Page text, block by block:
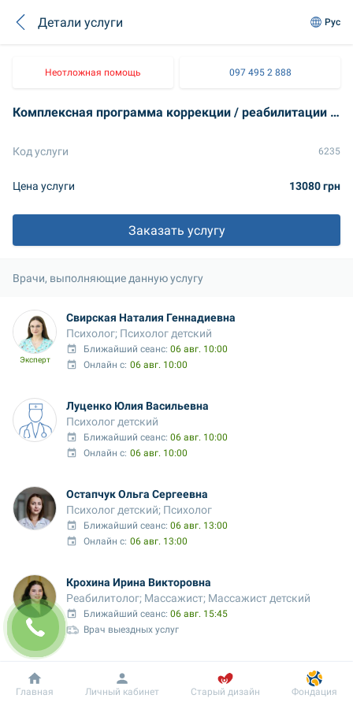
Детали услуги Рус
Неотложная помощь 097 495 2 888
Комплексная программа коррекции / реабилитации / абилитации для детей с особенностями психомоторного развития — 12 занятий по 60 минут
Код услуги 6235
Цена услуги 13080 грн
Заказать услугу
Врачи, выполняющие данную услугу
Эксперт
Свирская Наталия Геннадиевна
Психолог; Психолог детский
Ближайший сеанс: 06 авг. 10:00
Онлайн с: 06 авг. 10:00
Луценко Юлия Васильевна
Психолог детский
Ближайший сеанс: 06 авг. 10:00
Онлайн с: 06 авг. 10:00
Остапчук Ольга Сергеевна
Психолог детский; Психолог
Ближайший сеанс: 06 авг. 13:00
Онлайн с: 06 авг. 13:00
Крохина Ирина Викторовна
Реабилитолог; Массажист; Массажист детский
Ближайший сеанс: 06 авг. 15:45
Врач выездных услуг
Бойченко Виктория Руслановна
Массажист; Массажист детский; Физиотерапевт
Добробут Информация Пациенту
Главная Личный кабинет Старый дизайн Фондация